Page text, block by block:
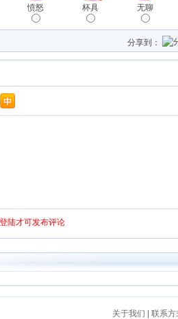
愤怒 杯具 无聊
分享到：
关于我们
联系方